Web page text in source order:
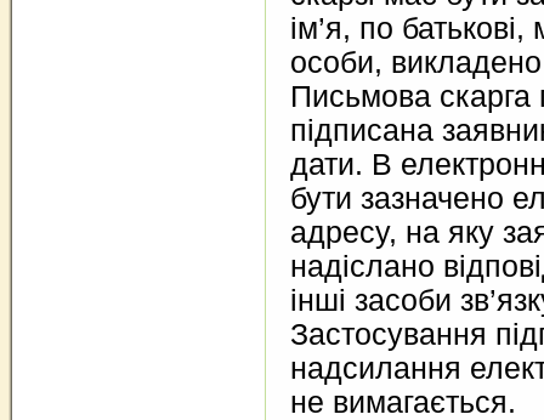
ім’я, по
особи,
Письмова скарга
підписана
дати. В
бути зазначено
адресу, на яку
надіслано
інші засоби
Застосування
надсилання
не вимагається.